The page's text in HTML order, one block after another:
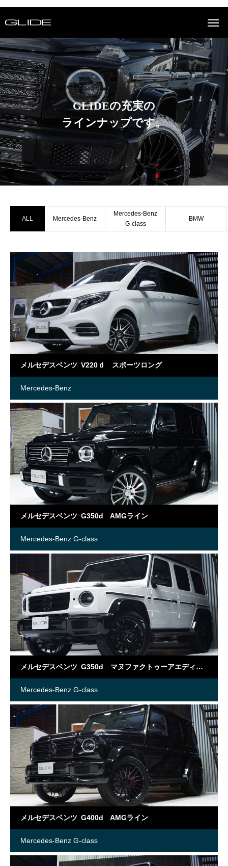
GLIDEの充実の
ラインナップです。
ALL Mercedes-Benz
Mercedes-Benz
G-class
BMW
メルセデスベンツ V220ｄ スポーツロング
Mercedes-Benz
メルセデスベンツ G350d AMGライン
Mercedes-Benz G-class
メルセデスベンツ G350d マヌファクトゥーアエディション
Mercedes-Benz G-class
メルセデスベンツ G400d AMGライン
Mercedes-Benz G-class